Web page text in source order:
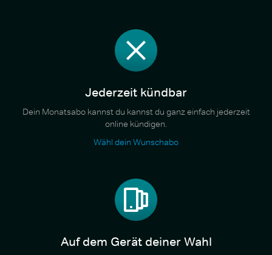
Jederzeit kündbar
Dein Monatsabo kannst du kannst du ganz einfach jederzeit
online kündigen.
Wähl dein Wunschabo
Auf dem Gerät deiner Wahl